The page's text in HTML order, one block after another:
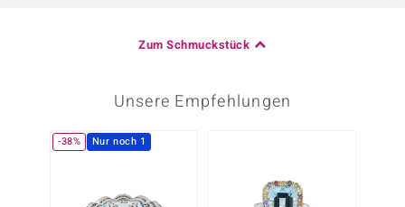
Zum Schmuckstück
Unsere Empfehlungen
-38% Nur noch 1